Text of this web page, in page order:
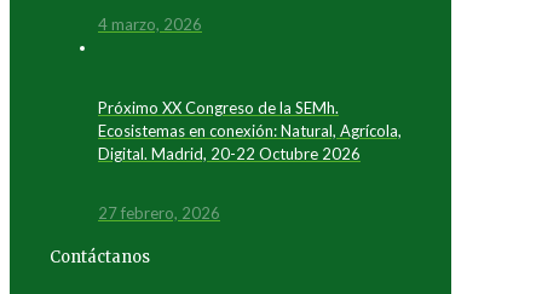
4 marzo, 2026
Próximo XX Congreso de la SEMh.
Ecosistemas en conexión: Natural, Agrícola,
Digital. Madrid, 20-22 Octubre 2026
27 febrero, 2026
Contáctanos